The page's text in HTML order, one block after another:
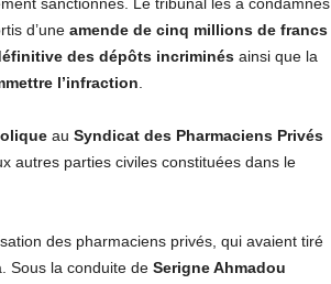
d’une amende de cinq millions de francs
des dépôts incriminésainsi que la
l’infraction
au Syndicat des Pharmaciens Privés
autres parties civiles constituées dans le
des pharmaciens privés, qui avaient tiré
Sous la conduite de Serigne Ahmadou